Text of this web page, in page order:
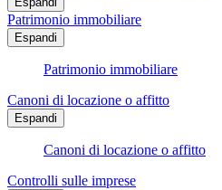
Patrimonio immobiliare
Espandi
Patrimonio immobiliare
Canoni di locazione o affitto
Espandi
Canoni di locazione o affitto
Controlli sulle imprese